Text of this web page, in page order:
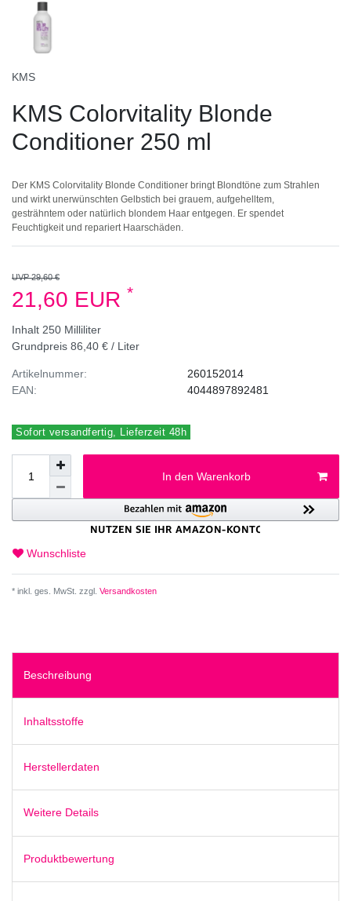
KMS
KMS Colorvitality Blonde
Conditioner 250 ml
Der KMS Colorvitality Blonde Conditioner bringt Blondtöne zum Strahlen
und wirkt unerwünschten Gelbstich bei grauem, aufgehelltem,
gesträhntem oder natürlich blondem Haar entgegen. Er spendet
Feuchtigkeit und repariert Haarschäden.
UVP 29,60 €
21,60 EUR *
Inhalt 250 Milliliter
Grundpreis 86,40 € / Liter
Artikelnummer:
EAN:
260152014
4044897892481
Sofort versandfertig, Lieferzeit 48h
In den Warenkorb
Wunschliste
* inkl. ges. MwSt. zzgl. Versandkosten
Beschreibung
Inhaltsstoffe
Herstellerdaten
Weitere Details
Produktbewertung